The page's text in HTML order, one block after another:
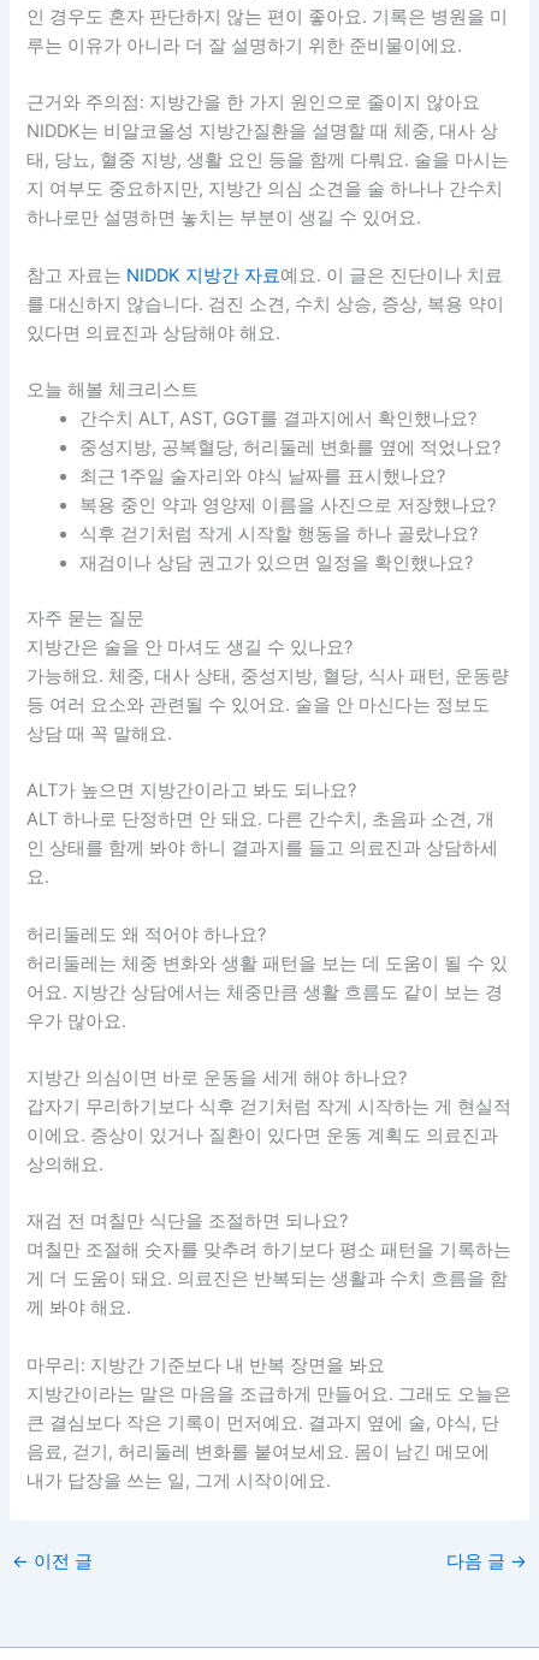
인 경우도 혼자 판단하지 않는 편이 좋아요. 기록은 병원을 미
루는 이유가 아니라 더 잘 설명하기 위한 준비물이에요.
근거와 주의점: 지방간을 한 가지 원인으로 줄이지 않아요
NIDDK는 비알코올성 지방간질환을 설명할 때 체중, 대사 상
태, 당뇨, 혈중 지방, 생활 요인 등을 함께 다뤄요. 술을 마시는
지 여부도 중요하지만, 지방간 의심 소견을 술 하나나 간수치
하나로만 설명하면 놓치는 부분이 생길 수 있어요.
참고 자료는 NIDDK 지방간 자료예요. 이 글은 진단이나 치료
를 대신하지 않습니다. 검진 소견, 수치 상승, 증상, 복용 약이
있다면 의료진과 상담해야 해요.
오늘 해볼 체크리스트
간수치 ALT, AST, GGT를 결과지에서 확인했나요?
중성지방, 공복혈당, 허리둘레 변화를 옆에 적었나요?
최근 1주일 술자리와 야식 날짜를 표시했나요?
복용 중인 약과 영양제 이름을 사진으로 저장했나요?
식후 걷기처럼 작게 시작할 행동을 하나 골랐나요?
재검이나 상담 권고가 있으면 일정을 확인했나요?
자주 묻는 질문
지방간은 술을 안 마셔도 생길 수 있나요?
가능해요. 체중, 대사 상태, 중성지방, 혈당, 식사 패턴, 운동량
등 여러 요소와 관련될 수 있어요. 술을 안 마신다는 정보도
상담 때 꼭 말해요.
ALT가 높으면 지방간이라고 봐도 되나요?
ALT 하나로 단정하면 안 돼요. 다른 간수치, 초음파 소견, 개
인 상태를 함께 봐야 하니 결과지를 들고 의료진과 상담하세
요.
허리둘레도 왜 적어야 하나요?
허리둘레는 체중 변화와 생활 패턴을 보는 데 도움이 될 수 있
어요. 지방간 상담에서는 체중만큼 생활 흐름도 같이 보는 경
우가 많아요.
지방간 의심이면 바로 운동을 세게 해야 하나요?
갑자기 무리하기보다 식후 걷기처럼 작게 시작하는 게 현실적
이에요. 증상이 있거나 질환이 있다면 운동 계획도 의료진과
상의해요.
재검 전 며칠만 식단을 조절하면 되나요?
며칠만 조절해 숫자를 맞추려 하기보다 평소 패턴을 기록하는
게 더 도움이 돼요. 의료진은 반복되는 생활과 수치 흐름을 함
께 봐야 해요.
마무리: 지방간 기준보다 내 반복 장면을 봐요
지방간이라는 말은 마음을 조급하게 만들어요. 그래도 오늘은
큰 결심보다 작은 기록이 먼저예요. 결과지 옆에 술, 야식, 단
음료, 걷기, 허리둘레 변화를 붙여보세요. 몸이 남긴 메모에
내가 답장을 쓰는 일, 그게 시작이에요.
← 이전 글 다음 글 →